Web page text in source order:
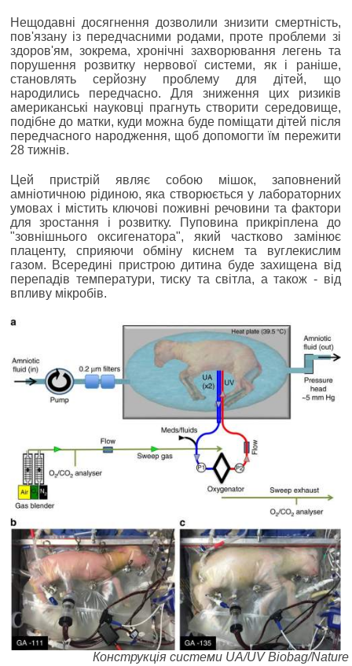
Нещодавні досягнення дозволили знизити смертність,
пов'язану із передчасними родами, проте проблеми зі
здоров'ям, зокрема, хронічні захворювання легень та
порушення розвитку нервової системи, як і раніше,
становлять серйозну проблему для дітей, що
народились передчасно. Для зниження цих ризиків
американські науковці прагнуть створити середовище,
подібне до матки, куди можна буде поміщати дітей після
передчасного народження, щоб допомогти їм пережити
28 тижнів.
Цей пристрій являє собою мішок, заповнений
амніотичною рідиною, яка створюється у лабораторних
умовах і містить ключові поживні речовини та фактори
для зростання і розвитку. Пуповина прикріплена до
"зовнішнього оксигенатора", який частково замінює
плаценту, сприяючи обміну киснем та вуглекислим
газом. Всередині пристрою дитина буде захищена від
перепадів температури, тиску та світла, а також - від
впливу мікробів.
Конструкція системи UA/UV Biobag/Nature